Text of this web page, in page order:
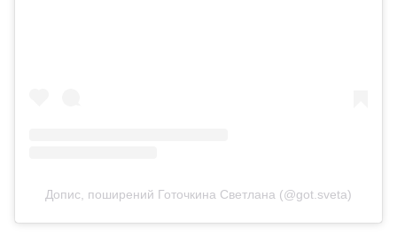
Допис, поширений Готочкина Светлана (@got.sveta)